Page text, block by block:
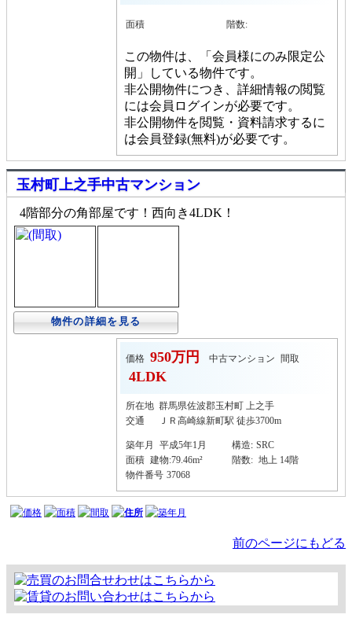
面積 階数:
この物件は、「会員様にのみ限定公
開」している物件です。
非公開物件につき、詳細情報の閲覧
には会員ログインが必要です。
非公開物件を閲覧・資料請求するに
は会員登録(無料)が必要です。
玉村町上之手中古マンション
4階部分の角部屋です！西向き4LDK！
物件の詳細を見る
価格 950万円 中古マンション 間取
4LDK
所在地 群馬県佐波郡玉村町 上之手
交通
ＪＲ高崎線新町駅 徒歩3700m
築年月 平成5年1月 構造: SRC
面積 建物:79.46m² 階数: 地上 14階
物件番号 37068
価格 面積 間取 住所 築年月
前のページにもどる